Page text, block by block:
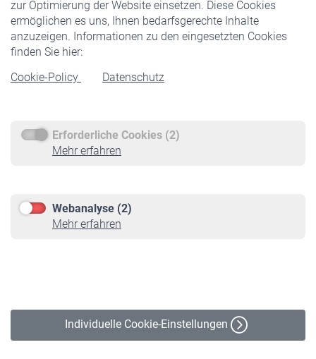
zur Optimierung der Website einsetzen. Diese Cookies
ermöglichen es uns, Ihnen bedarfsgerechte Inhalte
anzuzeigen. Informationen zu den eingesetzten Cookies
finden Sie hier:
Cookie-Policy
Datenschutz
Erforderliche Cookies (2)
Mehr erfahren
Webanalyse (2)
Mehr erfahren
Individuelle Cookie-Einstellungen
Rentner
Rentenbeginn
Rente beantragen
Service
Informationen
Online-Rechner
VBLnewsletter
Erklärung zur Barrierefreiheit